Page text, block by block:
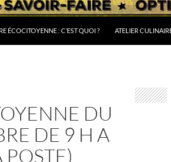
ÉCOCITOYENNE : C’EST QUOI ? ATELIER
DU
DE 9 H A